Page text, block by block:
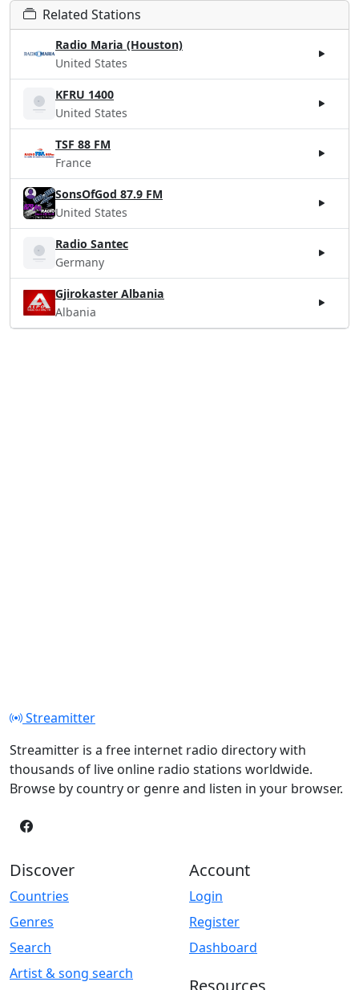
Related Stations
Radio Maria (Houston)
United States
KFRU 1400
United States
TSF 88 FM
France
SonsOfGod 87.9 FM
United States
Radio Santec
Germany
Gjirokaster Albania
Albania
Streamitter
Streamitter is a free internet radio directory with
thousands of live online radio stations worldwide.
Browse by country or genre and listen in your browser.
Discover
Countries
Genres
Search
Artist & song search
Account
Login
Register
Dashboard
Resources